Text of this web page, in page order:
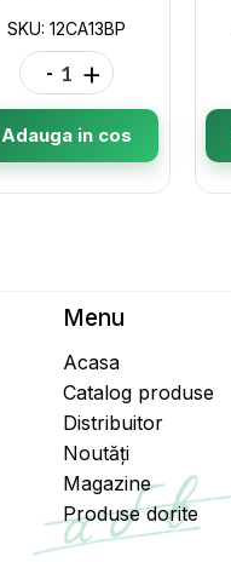
SKU: 12CA13BP
- +
Adauga in cos
Menu
Acasa
Catalog produse
Distribuitor
Noutăți
Magazine
Produse dorite